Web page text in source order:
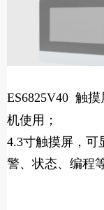
ES6825V40 触摸
机使
4.3寸触摸屏，可
警、状态、